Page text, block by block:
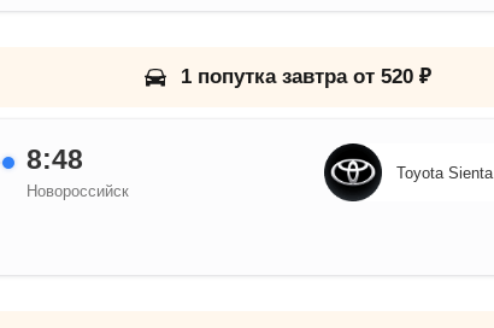
1 попутка завтра от 520 ₽
8:48
Новороссийск
Toyota Sienta